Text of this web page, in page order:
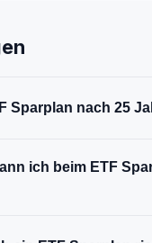
Sparplan nach 25
ich beim ETF